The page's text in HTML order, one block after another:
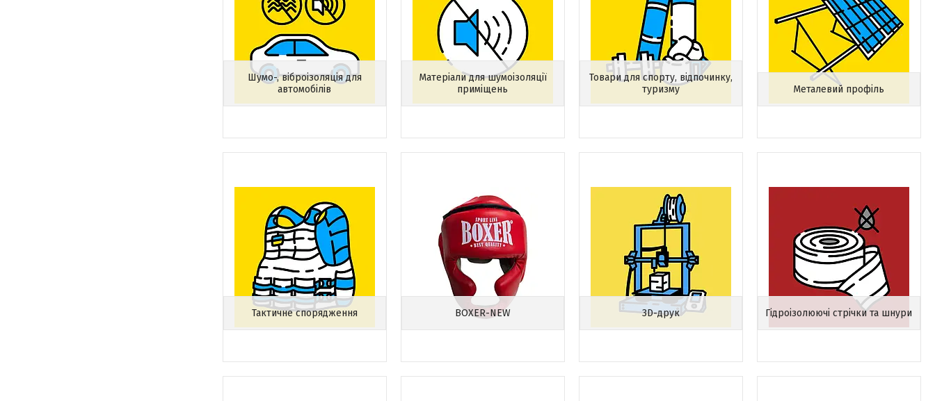
Шумо-, віброізоляція для
автомобілів
Матеріали для шумоізоляції
приміщень
Товари для спорту, відпочинку,
туризму
Металевий профіль
Тактичне спорядження BOXER-NEW 3D-друк Гідроізолюючі стрічки та шнури